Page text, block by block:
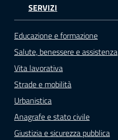
SERVIZI
Educazione e formazione
Salute, benessere e assistenza
Vita lavorativa
Strade e mobilità
Urbanistica
Anagrafe e stato civile
Giustizia e sicurezza pubblica